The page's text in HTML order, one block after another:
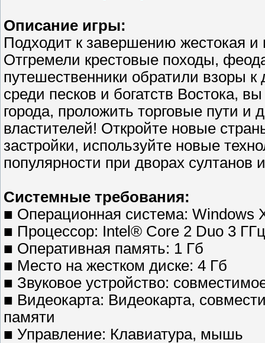
Описание игры:
Подходит к завершению жестокая и
Отгремели крестовые походы,
путешественники обратили взоры
среди песков и богатств Востока,
города, проложить торговые пути и
властителей! Откройте новые
застройки, используйте новые
популярности при дворах султанов
Системные требования:
■ Операционная система: Windows
■ Процессор: Intel® Core 2 Duo 3 ГГц
■ Оперативная память: 1 Гб
■ Место на жестком диске: 4 Гб
■ Звуковое устройство:
■ Видеокарта: Видеокарта,
памяти
■ Управление: Клавиатура, мышь